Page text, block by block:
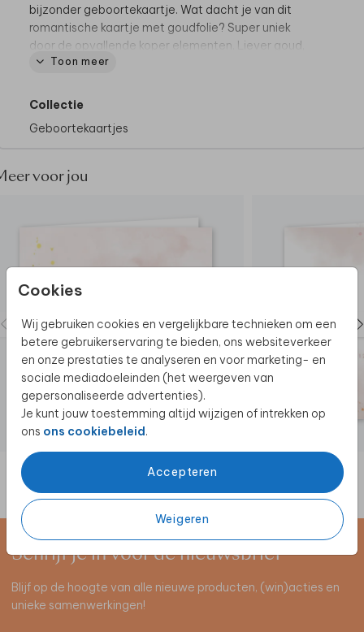
Cookies
Wij gebruiken cookies en vergelijkbare technieken om een
betere gebruikerservaring te bieden, ons websiteverkeer
en onze prestaties te analyseren en voor marketing- en
sociale mediadoeleinden (het weergeven van
gepersonaliseerde advertenties).
Je kunt jouw toestemming altijd wijzigen of intrekken op
ons ons cookiebeleid.
Accepteren
Weigeren
bijzonder geboortekaartje. Wat dacht je van dit
romantische kaartje met goudfolie? Super uniek
door de opvallende koper elementen. Liever goud,
zilver of roséfolie? Dat pas je heel makkelijk zelf aan
• Kies bij papiersoort voor linnen.
• Maak je kaartje compleet met een sluitzegel
met ons op voor de
mogelijkheden.
formaat bestellen. Vraag het geboortekaartje in
Toon meer
Collectie
Geboortekaartjes
voor jou
Schrijf je in voor de nieuwsbrief
Blijf op de hoogte van alle nieuwe producten, (win)acties en
unieke samenwerkingen!